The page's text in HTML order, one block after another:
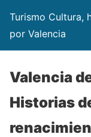
Turismo Cultura,
por Valencia
Valencia
Historias